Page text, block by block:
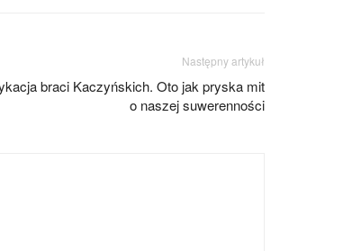
Następny artykuł
braci Kaczyńskich. Oto jak pryska mit
o naszej suwerenności